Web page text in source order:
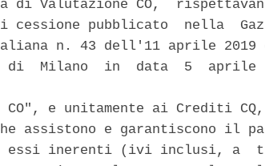
di Valutazione CO,
cessione pubblicato  nella
n. 43 dell'11 aprile
di  Milano  in  data  5  aprile
CO", e unitamente ai Crediti
assistono e garantiscono il
essi inerenti (ivi inclusi, a